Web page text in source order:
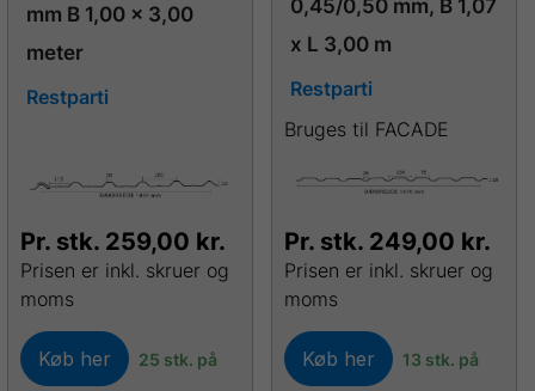
mm B 1,00 x 3,00
meter
Restparti
Pr. stk. 259,00 kr.
Prisen er inkl. skruer og
moms
Køb her 25 stk. på
0,45/0,50 mm, B 1,07
x L 3,00 m
Restparti
Bruges til FACADE
Pr. stk. 249,00 kr.
Prisen er inkl. skruer og
moms
Køb her 13 stk. på